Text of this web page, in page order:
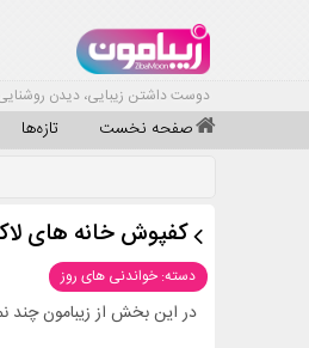
دوست داشتن زیبایی، دیدن
صفحه نخست تازه‌ها
کفپوش خانه های
دسته: خواندنی های روز
در این بخش از زیبامون چند